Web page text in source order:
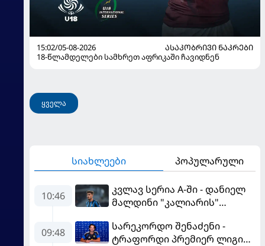
15:02/05-08-2026
ᲐᲡᲐᲙᲝᲑᲠᲘᲕᲘ ᲜᲐᲙᲠᲔᲑᲘ
18-წლამდელები სამხრეთ აფრიკაში ჩავიდნენ
ყველა
სიახლეები პოპულარული
10:46
კვლავ სერია A-ში - დანიელ
მალდინი "კალიარის"
09:48
სარეკორდო შენაძენი -
ტრაფორდი პრემიერ ლიგის